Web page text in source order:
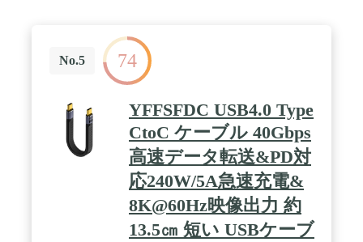
No.5 74
YFFSFDC USB4.0 Type
CtoC ケーブル 40Gbps
高速データ転送&PD対
応240W/5A急速充電&
8K@60Hz映像出力 約
13.5㎝ 短い USBケーブ